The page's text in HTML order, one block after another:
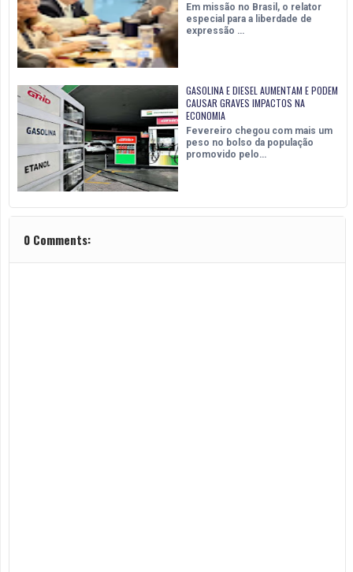
Em missão no Brasil, o relator
especial para a liberdade de
expressão …
GASOLINA E DIESEL AUMENTAM E PODEM
CAUSAR GRAVES IMPACTOS NA
ECONOMIA
Fevereiro chegou com mais um
peso no bolso da população
promovido pelo…
0 Comments: